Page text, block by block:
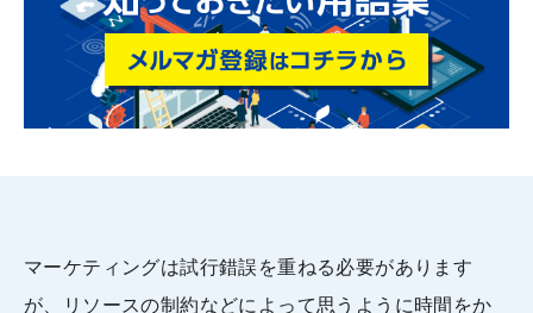
マーケティングは試行錯誤を重ねる必要があります
が、リソースの制約などによって思うように時間をか